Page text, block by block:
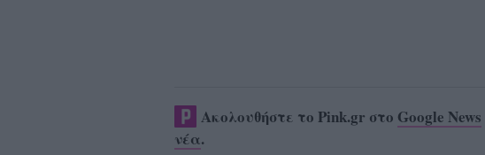
Ακολουθήστε το Pink.gr στο Google News
νέα.